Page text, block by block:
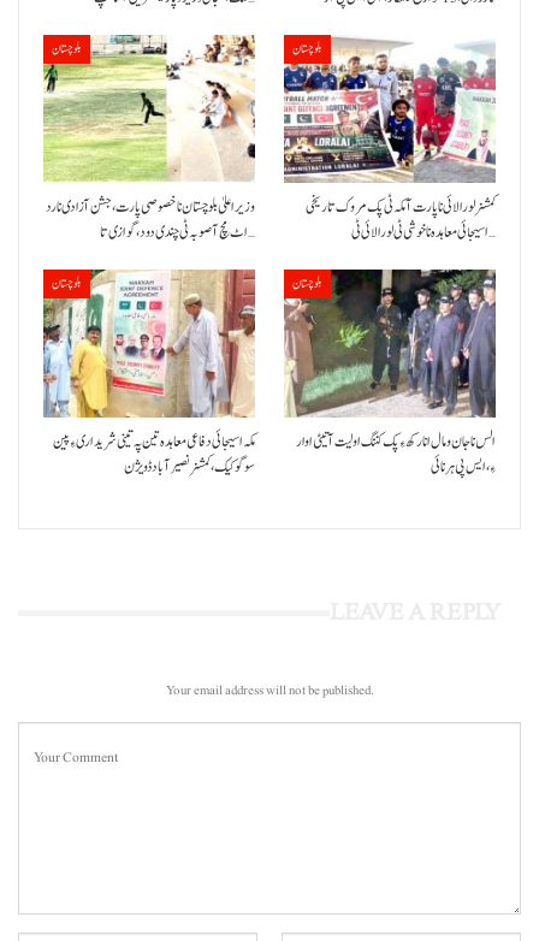
بلوچستان
وزیر اعلیٰ بلوچستان نا خصوصی پارت،جشن آزادی نا رد
اٹ مچ آ صوبہ ٹی چندی دود، گوازی تا…
بلوچستان
کمشنر لورالائی نا پارت آ مکہ ٹی پک مروک تاریخی
اسیجائی معاہدہ نا خوشی ٹی لورالائی ٹی…
بلوچستان
مکہ اسیجائی دفاعی معاہدہ تین پہ تینی شریداری ءِ پین
سوگو کیک،کمشنر نصیرآباد ڈویژن
بلوچستان
الس نا جان و مال انا رکھ ءِ پک کننگ اولیت آتیٹی اوار
ءِ،ایس پی ہرنائی
Your email address will not be published.